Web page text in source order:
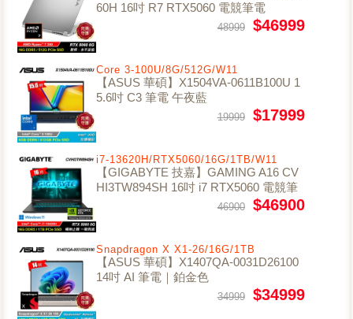
60H 16吋 R7 RTX5060 電競筆電
48999 $46999
Core 3-100U/8G/512G/W11
【ASUS 華碩】X1504VA-0611B100U 1
5.6吋 C3 筆電 午夜藍
19999 $17999
i7-13620H/RTX5060/16G/1TB/W11
【GIGABYTE 技嘉】GAMING A16 CV
HI3TW894SH 16吋 i7 RTX5060 電競筆
46900 $46900
Snapdragon X X1-26/16G/1TB
【ASUS 華碩】X1407QA-0031D26100
14吋 AI 筆電｜鉑金色
34999 $34999